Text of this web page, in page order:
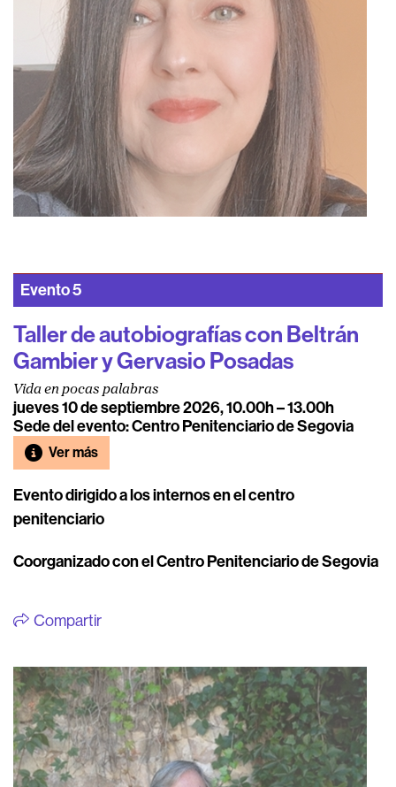
Evento5
Taller de autobiografías con Beltrán
Gambier y Gervasio Posadas
Vida en pocas palabras
jueves 10 de septiembre 2026, 10.00h – 13.00h
Sede del evento: Centro Penitenciario de Segovia
Ver más
Evento dirigido a los internos en el centro
penitenciario
Coorganizado con el Centro Penitenciario de Segovia
Compartir